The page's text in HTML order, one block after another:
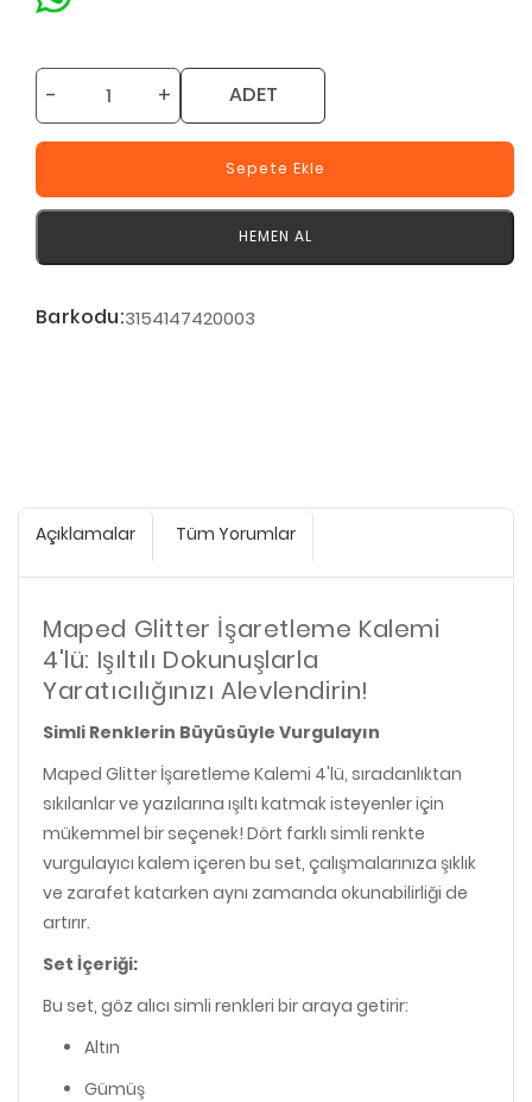
- + ADET
Sepete Ekle
HEMEN AL
Barkodu:3154147420003
Açıklamalar Tüm Yorumlar
Maped Glitter İşaretleme Kalemi
4'lü: Işıltılı Dokunuşlarla
Yaratıcılığınızı Alevlendirin!
Simli Renklerin Büyüsüyle Vurgulayın
Maped Glitter İşaretleme Kalemi 4'lü, sıradanlıktan
sıkılanlar ve yazılarına ışıltı katmak isteyenler için
mükemmel bir seçenek! Dört farklı simli renkte
vurgulayıcı kalem içeren bu set, çalışmalarınıza şıklık
ve zarafet katarken aynı zamanda okunabilirliği de
artırır.
Set İçeriği:
Bu set, göz alıcı simli renkleri bir araya getirir:
Altın
Gümüş